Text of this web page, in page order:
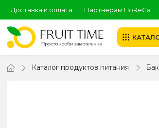
Доставка и оплата Партнерам HoReCa
Каталог продуктов питания